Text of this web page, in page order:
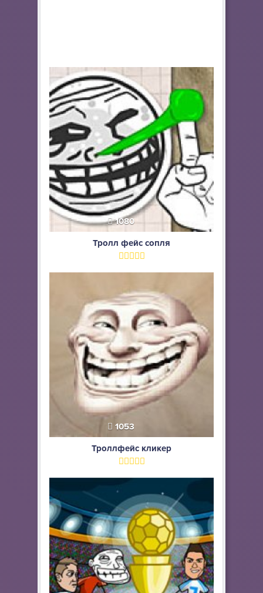
1080
Тролл фейс сопля
1053
Троллфейс кликер